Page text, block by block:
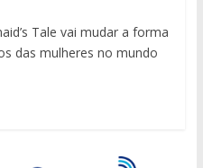
Tale vai mudar a forma
das mulheres no mundo